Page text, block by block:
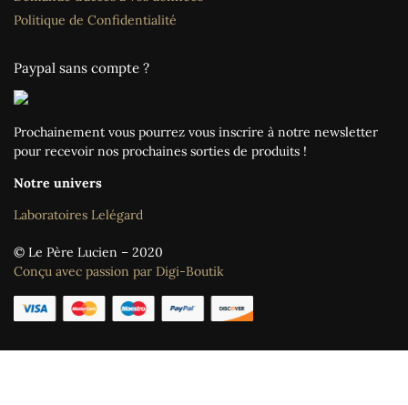
Politique de Confidentialité
Paypal sans compte ?
Prochainement vous pourrez vous inscrire à notre newsletter
pour recevoir nos prochaines sorties de produits !
Notre univers
Laboratoires Lelégard
© Le Père Lucien – 2020
Conçu avec passion par Digi-Boutik